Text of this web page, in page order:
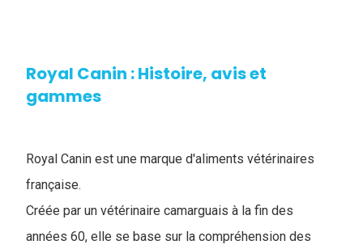
Royal Canin : Histoire, avis et
gammes
Royal Canin est une marque d'aliments vétérinaires
française.
Créée par un vétérinaire camarguais à la fin des
années 60, elle se base sur la compréhension des